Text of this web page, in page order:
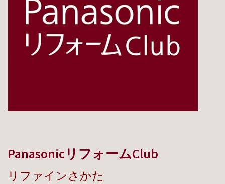
PanasonicリフォームClub
リファインさかた